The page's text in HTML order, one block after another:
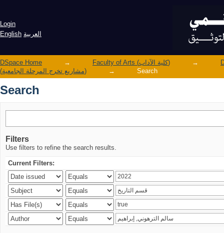
Login
English العربية
DSpace Home → Faculty of Arts (كلية الآداب)
→
(مشاريع تخرج المرحلة الجامعية)
→ Search
Search
Filters
Use filters to refine the search results.
Current Filters: